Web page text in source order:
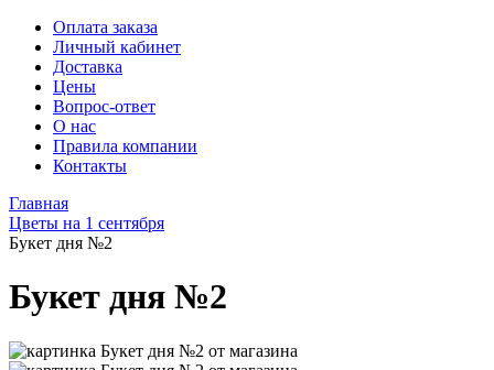
Оплата заказа
Личный кабинет
Доставка
Цены
Вопрос-ответ
О нас
Правила компании
Контакты
Главная
Цветы на 1 сентября
Букет дня №2
Букет дня №2